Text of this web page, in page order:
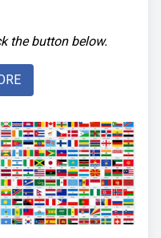
the button below.